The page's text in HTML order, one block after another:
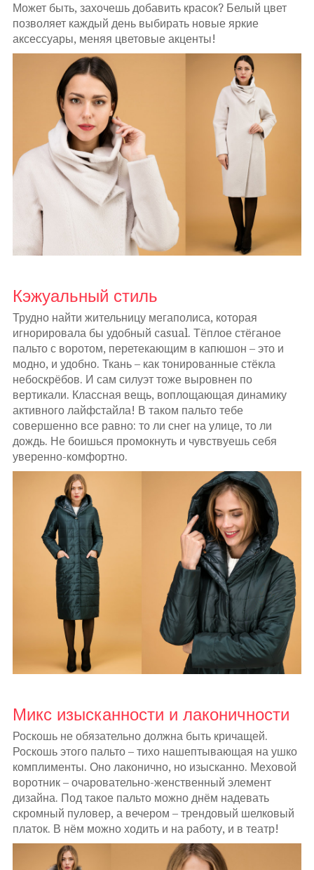
Может быть, захочешь добавить красок? Белый цвет
позволяет каждый день выбирать новые яркие
аксессуары, меняя цветовые акценты!
Кэжуальный стиль
Трудно найти жительницу мегаполиса, которая
игнорировала бы удобный casual. Тёплое стёганое
пальто с воротом, перетекающим в капюшон – это и
модно, и удобно. Ткань – как тонированные стёкла
небоскрёбов. И сам силуэт тоже выровнен по
вертикали. Классная вещь, воплощающая динамику
активного лайфстайла! В таком пальто тебе
совершенно все равно: то ли снег на улице, то ли
дождь. Не боишься промокнуть и чувствуешь себя
уверенно-комфортно.
Микс изысканности и лаконичности
Роскошь не обязательно должна быть кричащей.
Роскошь этого пальто – тихо нашептывающая на ушко
комплименты. Оно лаконично, но изысканно. Меховой
воротник – очаровательно-женственный элемент
дизайна. Под такое пальто можно днём надевать
скромный пуловер, а вечером – трендовый шелковый
платок. В нём можно ходить и на работу, и в театр!